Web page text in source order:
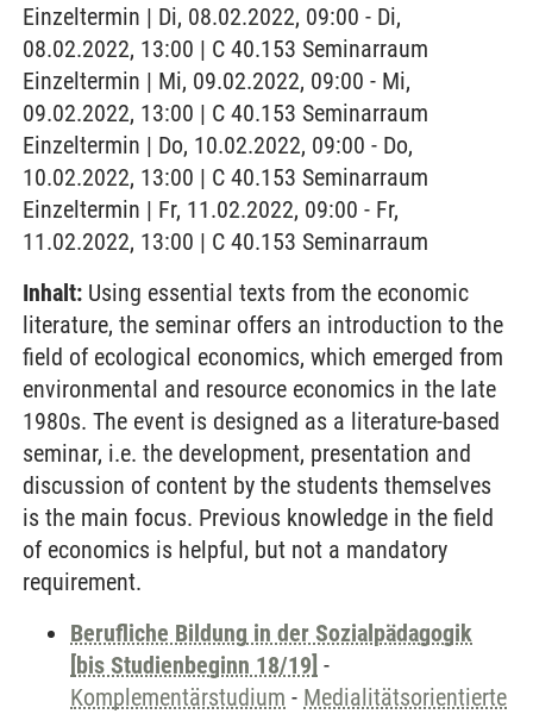
Einzeltermin | Di, 08.02.2022, 09:00 - Di,
08.02.2022, 13:00 | C 40.153 Seminarraum
Einzeltermin | Mi, 09.02.2022, 09:00 - Mi,
09.02.2022, 13:00 | C 40.153 Seminarraum
Einzeltermin | Do, 10.02.2022, 09:00 - Do,
10.02.2022, 13:00 | C 40.153 Seminarraum
Einzeltermin | Fr, 11.02.2022, 09:00 - Fr,
11.02.2022, 13:00 | C 40.153 Seminarraum
Inhalt: Using essential texts from the economic
literature, the seminar offers an introduction to the
field of ecological economics, which emerged from
environmental and resource economics in the late
1980s. The event is designed as a literature-based
seminar, i.e. the development, presentation and
discussion of content by the students themselves
is the main focus. Previous knowledge in the field
of economics is helpful, but not a mandatory
requirement.
Berufliche Bildung in der Sozialpädagogik
[bis Studienbeginn 18/19] -
Komplementärstudium - Medialitätsorientierte